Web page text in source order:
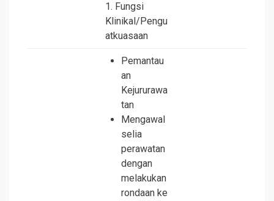
1. Fungsi
Klinikal/Pengu
atkuasaan
Pemantau
an
Kejururawa
tan
Mengawal
selia
perawatan
dengan
melakukan
rondaan ke